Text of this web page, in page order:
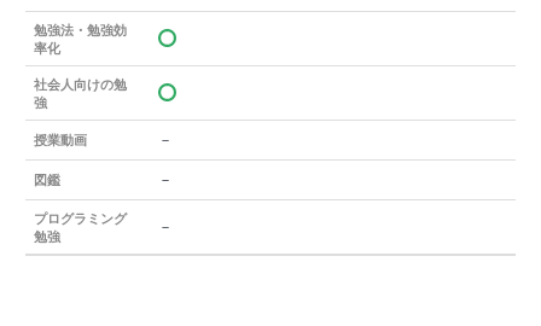
勉強法・勉強効
率化
社会人向けの勉
強
授業動画 －
図鑑 －
プログラミング
勉強
－